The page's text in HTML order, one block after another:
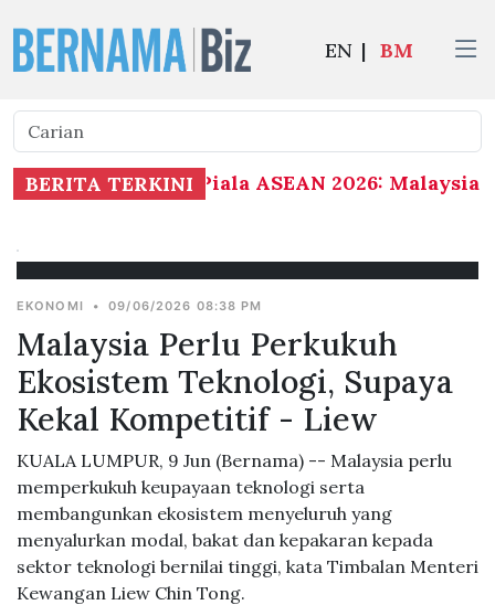
EN | BM
BERITA TERKINIPiala ASEAN 2026: Malaysia
EKONOMI • 09/06/2026 08:38 PM
Malaysia Perlu Perkukuh
Ekosistem Teknologi, Supaya
Kekal Kompetitif - Liew
KUALA LUMPUR, 9 Jun (Bernama) -- Malaysia perlu
memperkukuh keupayaan teknologi serta
membangunkan ekosistem menyeluruh yang
menyalurkan modal, bakat dan kepakaran kepada
sektor teknologi bernilai tinggi, kata Timbalan Menteri
Kewangan Liew Chin Tong.